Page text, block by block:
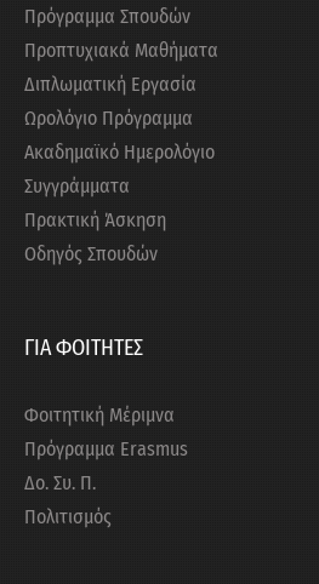
Πρόγραμμα Σπουδών
Προπτυχιακά Μαθήματα
Διπλωματική Εργασία
Ωρολόγιο Πρόγραμμα
Ακαδημαϊκό Ημερολόγιο
Συγγράμματα
Πρακτική Άσκηση
Οδηγός Σπουδών
ΓΙΑ ΦΟΙΤΗΤΕΣ
Φοιτητική Μέριμνα
Πρόγραμμα Erasmus
Δο. Συ. Π.
Πολιτισμός